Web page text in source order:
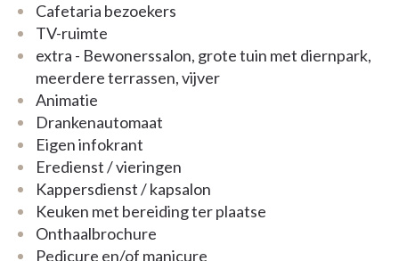
Cafetaria bezoekers
TV-ruimte
extra - Bewonerssalon, grote tuin met diernpark,
meerdere terrassen, vijver
Animatie
Drankenautomaat
Eigen infokrant
Eredienst / vieringen
Kappersdienst / kapsalon
Keuken met bereiding ter plaatse
Onthaalbrochure
Pedicure en/of manicure